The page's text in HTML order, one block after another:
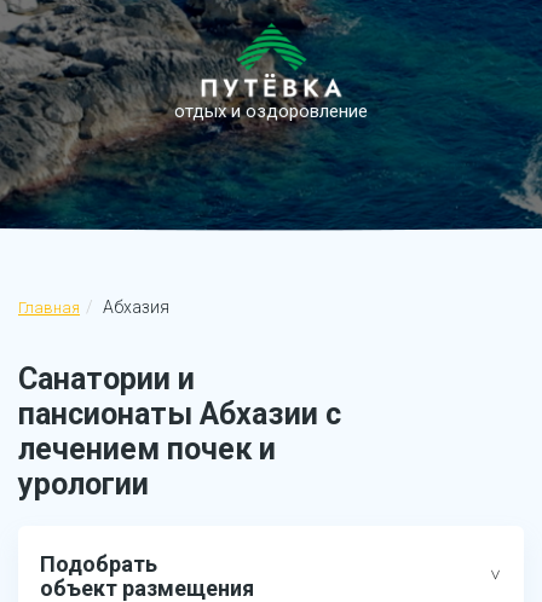
отдых и оздоровление
Главная Абхазия
Санатории и
пансионаты Абхазии с
лечением почек и
урологии
Подобрать
объект размещения